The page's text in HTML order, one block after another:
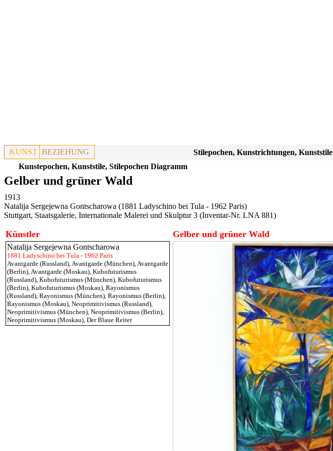
KUNST BEZIEHUNG
Stilepochen, Kunstrichtungen, Kunststile
Kunstepochen, Kunststile, Stilepochen Diagramm
Gelber und grüner Wald
1913
Natalija Sergejewna Gontscharowa (1881 Ladyschino bei Tula - 1962 Paris)
Stuttgart, Staatsgalerie, Internationale Malerei und Skulptur 3 (Inventar-Nr. LNA 881)
Künstler
Natalija Sergejewna Gontscharowa
1881 Ladyschino bei Tula - 1962 Paris
Avantgarde (Russland),Avantgarde (München),Avantgarde
(Berlin),Avantgarde (Moskau), Kubofuturismus
(Russland), Kubofuturismus (München), Kubofuturismus
(Berlin), Kubofuturismus (Moskau), Rayonismus
(Russland), Rayonismus (München), Rayonismus (Berlin),
Rayonismus (Moskau), Neoprimitivismus (Russland),
Neoprimitivismus (München), Neoprimitivismus (Berlin),
Neoprimitivismus (Moskau), Der Blaue Reiter
Gelber und grüner Wald